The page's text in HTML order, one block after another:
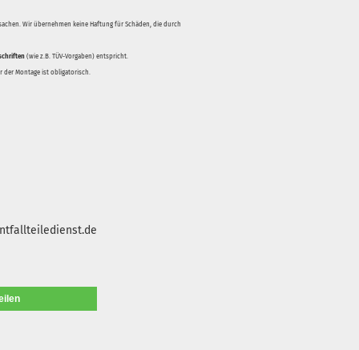
Wir übernehmen keine Haftung für Schäden, die durch
(wie z.B. TÜV-Vorgaben) entspricht.
der Montage ist obligatorisch.